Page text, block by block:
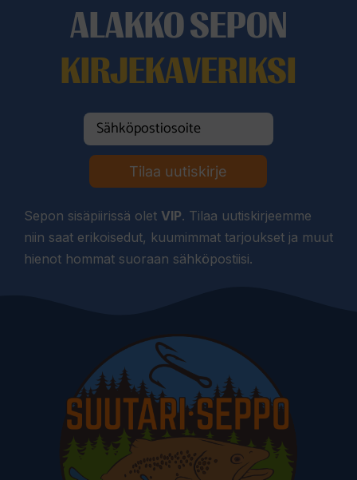
ALAKKO SEPON
KIRJEKAVERIKSI
Tilaa uutiskirje
Sepon sisäpiirissä olet VIP. Tilaa uutiskirjeemme
niin saat erikoisedut, kuumimmat tarjoukset ja muut
hienot hommat suoraan sähköpostiisi.